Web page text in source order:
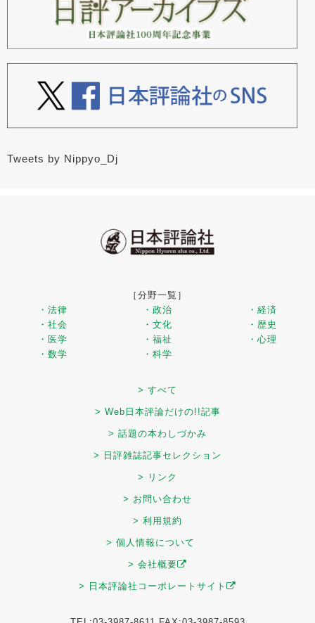
Tweets by Nippyo_Dj
［分野一覧］
・法律
・政治
・経済
・社会
・文化
・歴史
・医学
・福祉
・心理
・数学
・科学
> すべて
> Web日本評論だけの!!記事
> 話題の本わしづかみ
> 日評雑誌記事セレクション
> リンク
> お問い合わせ
> 利用規約
> 個人情報について
> 会社概要
> 日本評論社コーポレートサイト